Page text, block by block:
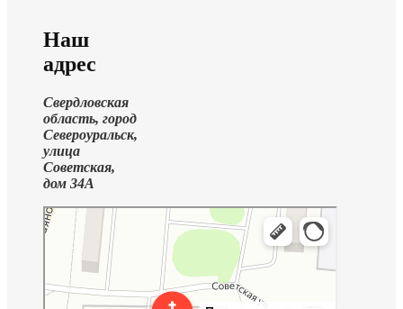
Наш
адрес
Свердловская
область, город
Североуральск,
улица
Советская,
дом 34А